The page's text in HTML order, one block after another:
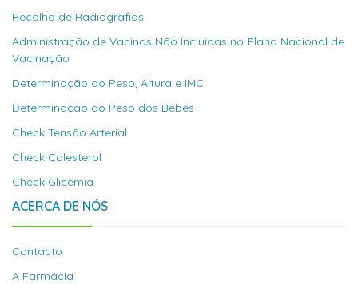
Recolha de Radiografias
Administração de Vacinas Não Íncluidas no Plano Nacional de
Vacinação
Determinação do Peso, Altura e IMC
Determinação do Peso dos Bebés
Check Tensão Arterial
Check Colesterol
Check Glicémia
ACERCA DE NÓS
Contacto
A Farmácia